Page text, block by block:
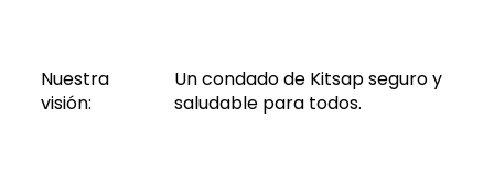
Nuestra
visión:
Un condado de Kitsap seguro y
saludable para todos.